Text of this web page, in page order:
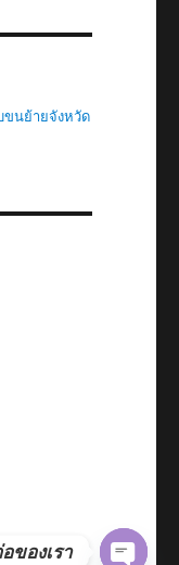
ขนย้ายจังหวัด
ของเรา